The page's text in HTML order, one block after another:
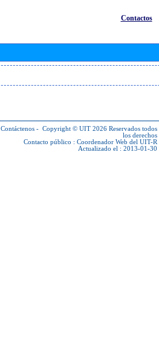
Contactos
Contáctenos - Copyright © UIT 2026 Reservados todos
los derechos
Contacto público : Coordenador Web del UIT-R
Actualizado el : 2013-01-30